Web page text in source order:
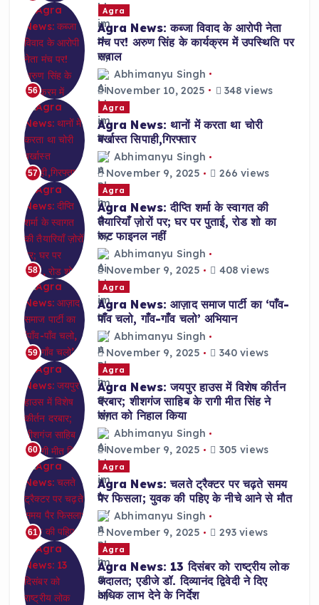
56
Agra
Agra News: कब्जा विवाद के आरोपी नेता
मंच पर! अरुण सिंह के कार्यक्रम में उपस्थिति पर
सवाल
Abhimanyu Singh
November 10, 2025
348 views
57
Agra
Agra News: थानों में करता था चोरी
बर्खास्त सिपाही,गिरफ्तार
Abhimanyu Singh
November 9, 2025
266 views
58
Agra
Agra News: दीप्ति शर्मा के स्वागत की
तैयारियाँ ज़ोरों पर; घर पर पुताई, रोड शो का
रूट फाइनल नहीं
Abhimanyu Singh
November 9, 2025
408 views
59
Agra
Agra News: आज़ाद समाज पार्टी का ‘पाँव-
पाँव चलो, गाँव-गाँव चलो’ अभियान
Abhimanyu Singh
November 9, 2025
340 views
60
Agra
Agra News: जयपुर हाउस में विशेष कीर्तन
दरबार; शीशगंज साहिब के रागी मीत सिंह ने
संगत को निहाल किया
Abhimanyu Singh
November 9, 2025
305 views
61
Agra
Agra News: चलते ट्रैक्टर पर चढ़ते समय
पैर फिसला; युवक की पहिए के नीचे आने से मौत
Abhimanyu Singh
November 9, 2025
293 views
Agra
Agra News: 13 दिसंबर को राष्ट्रीय लोक
अदालत; एडीजे डॉ. दिव्यानंद द्विवेदी ने दिए
अधिक लाभ देने के निर्देश